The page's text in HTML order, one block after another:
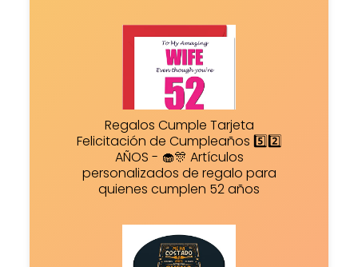
Regalos Cumple Tarjeta
Felicitación de Cumpleaños 5️⃣2️⃣
AÑOS - 🧁🎊 Artículos
personalizados de regalo para
quienes cumplen 52 años